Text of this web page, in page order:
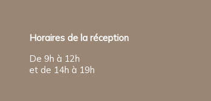
Horaires de la réception
De 9h à 12h
et de 14h à 19h